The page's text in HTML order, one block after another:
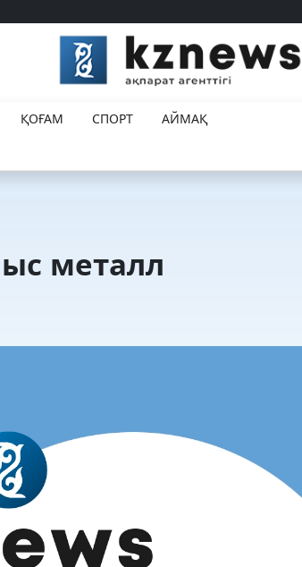
ҚОҒАМ СПОРТ
АЙМАҚ
металл